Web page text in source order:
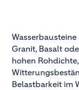
Granit, Basalt
hohen
Belastbarkeit im